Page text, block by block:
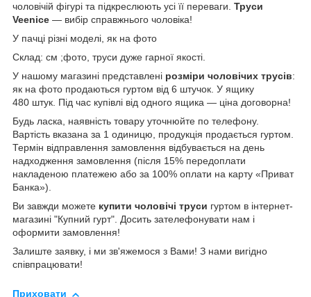
чоловічій фігурі та підкреслюють усі її переваги. Труси
Veenice — вибір справжнього чоловіка!
У пачці різні моделі, як на фото
Склад: см ;фото, труси дуже гарної якості.
У нашому магазині представлені розміри чоловічих трусів:
як на фото продаються гуртом від 6 штучок. У ящику
480 штук. Під час купівлі від одного ящика — ціна договорна!
Будь ласка, наявність товару уточнюйте по телефону.
Вартість вказана за 1 одиницю, продукція продається гуртом.
Термін відправлення замовлення відбувається на день
надходження замовлення (після 15% передоплати
накладеною платежею або за 100% оплати на карту «Приват
Банка»).
Ви завжди можете купити чоловічі труси гуртом в інтернет-
магазині "Купний гурт". Досить зателефонувати нам і
оформити замовлення!
Залиште заявку, і ми зв'яжемося з Вами! З нами вигідно
співпрацювати!
Приховати